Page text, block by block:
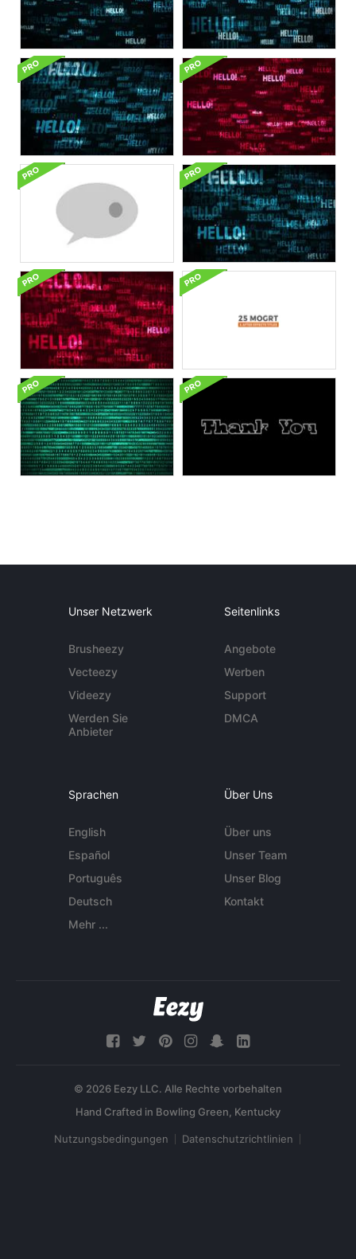
Unser Netzwerk
Brusheezy
Vecteezy
Videezy
Werden Sie
Anbieter
Seitenlinks
Angebote
Werben
Support
DMCA
Sprachen
English
Español
Português
Deutsch
Mehr ...
Über Uns
Über uns
Unser Team
Unser Blog
Kontakt
© 2026 Eezy LLC. Alle Rechte vorbehalten
Nutzungsbedingungen Datenschutzrichtlinien